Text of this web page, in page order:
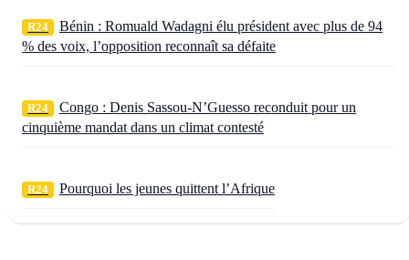
R24
Bénin : Romuald Wadagni élu président avec plus de 94
% des voix, l’opposition reconnaît sa défaite
R24
Congo : Denis Sassou‑N’Guesso reconduit pour un
cinquième mandat dans un climat contesté
R24 Pourquoi les jeunes quittent l’Afrique